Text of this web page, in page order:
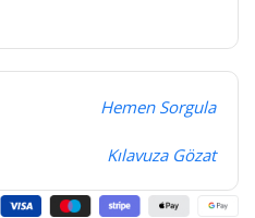
Hemen Sorgula
Kılavuza Gözat